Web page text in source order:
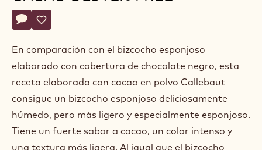
Actions
Escriba un comentario
- Bizcocho esponjoso de cacao gluten free
Guardar
- Bizcocho esponjoso de cacao gluten free
En comparación con el bizcocho esponjoso
elaborado con cobertura de chocolate negro, esta
receta elaborada con cacao en polvo Callebaut
consigue un bizcocho esponjoso deliciosamente
húmedo, pero más ligero y especialmente esponjoso.
Tiene un fuerte sabor a cacao, un color intenso y
una textura más ligera. Al igual que el bizcocho